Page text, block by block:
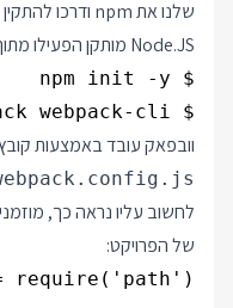
Node.JS מותקן הפעילו מתוך תיקיה חדשה:
$ npm install --save-dev webpack webpack-cli
וובפאק עובד באמצעות
לחשוב עליו נראה כך,
של הפרויקט: